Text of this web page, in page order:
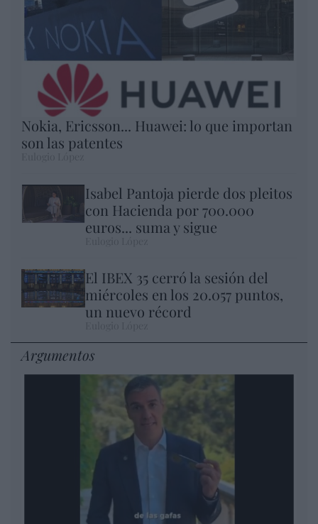
Nokia, Ericsson... Huawei: lo que importan
son las patentes
Isabel Pantoja pierde dos pleitos
con Hacienda por 700.000
euros... suma y sigue
El IBEX 35 cerró la sesión del
miércoles en los 20.057 puntos,
un nuevo récord
Argumentos